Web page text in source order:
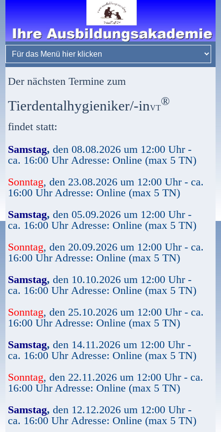
Der nächsten Termine zum
Tierdentalhygieniker/-inVT
®
findet statt:
Samstag, den 08.08.2026 um 12:00 Uhr -
ca. 16:00 Uhr Adresse: Online (max 5 TN)
Sonntag, den 23.08.2026 um 12:00 Uhr - ca.
16:00 Uhr Adresse: Online (max 5 TN)
Samstag, den 05.09.2026 um 12:00 Uhr -
ca. 16:00 Uhr Adresse: Online (max 5 TN)
Sonntag, den 20.09.2026 um 12:00 Uhr - ca.
16:00 Uhr Adresse: Online (max 5 TN)
Samstag, den 10.10.2026 um 12:00 Uhr -
ca. 16:00 Uhr Adresse: Online (max 5 TN)
Sonntag, den 25.10.2026 um 12:00 Uhr - ca.
16:00 Uhr Adresse: Online (max 5 TN)
Samstag, den 14.11.2026 um 12:00 Uhr -
ca. 16:00 Uhr Adresse: Online (max 5 TN)
Sonntag, den 22.11.2026 um 12:00 Uhr - ca.
16:00 Uhr Adresse: Online (max 5 TN)
Samstag, den 12.12.2026 um 12:00 Uhr -
ca. 16:00 Uhr Adresse: Online (max 5 TN)